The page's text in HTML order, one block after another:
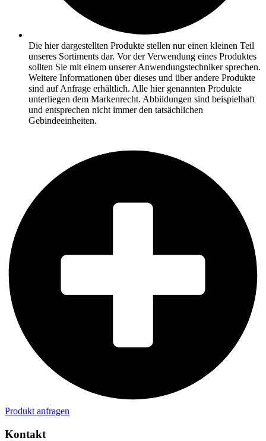
Die hier dargestellten Produkte stellen nur einen kleinen Teil
unseres Sortiments dar. Vor der Verwendung eines Produktes
sollten Sie mit einem unserer Anwendungstechniker sprechen.
Weitere Informationen über dieses und über andere Produkte
sind auf Anfrage erhältlich. Alle hier genannten Produkte
unterliegen dem Markenrecht. Abbildungen sind beispielhaft
und entsprechen nicht immer den tatsächlichen
Gebindeeinheiten.
Produkt anfragen
Kontakt